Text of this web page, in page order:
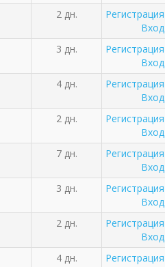
2 дн.
Регистрация
Вход
3 дн.
Регистрация
Вход
4 дн.
Регистрация
Вход
2 дн.
Регистрация
Вход
7 дн.
Регистрация
Вход
3 дн.
Регистрация
Вход
2 дн.
Регистрация
Вход
4 дн.
Регистрация